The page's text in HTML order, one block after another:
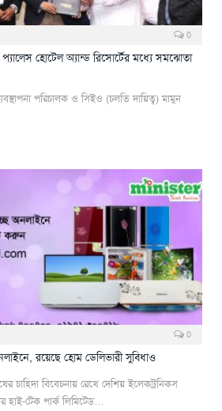
0
হোটেল অ্যান্ড রিসোর্টের মধ্যে সমঝোতা
পরিচালক ও সিইও (চলতি দায়িত্ব) মামুন
0
রয়েছে হোম ডেলিভারী সুবিধাও
চাহিদা বিবেচনায় রেখে দেশিয় ইলেকট্রনিকস
হাই-টেক পার্ক লিমিটেড…